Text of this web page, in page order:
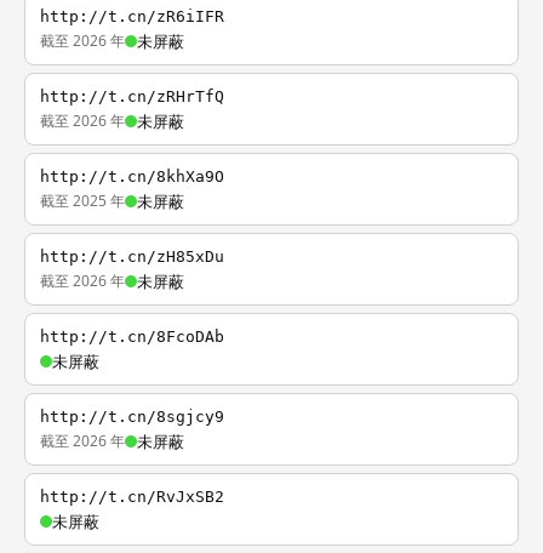
http://t.cn/zR6iIFR
截至 2026 年 未屏蔽
http://t.cn/zRHrTfQ
截至 2026 年 未屏蔽
http://t.cn/8khXa9O
截至 2025 年 未屏蔽
http://t.cn/zH85xDu
截至 2026 年 未屏蔽
http://t.cn/8FcoDAb
未屏蔽
http://t.cn/8sgjcy9
截至 2026 年 未屏蔽
http://t.cn/RvJxSB2
未屏蔽